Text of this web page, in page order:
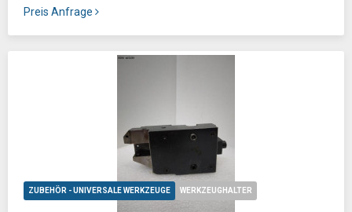
Preis Anfrage
ZUBEHÖR - UNIVERSALE WERKZEUGE WERKZEUGHALTER